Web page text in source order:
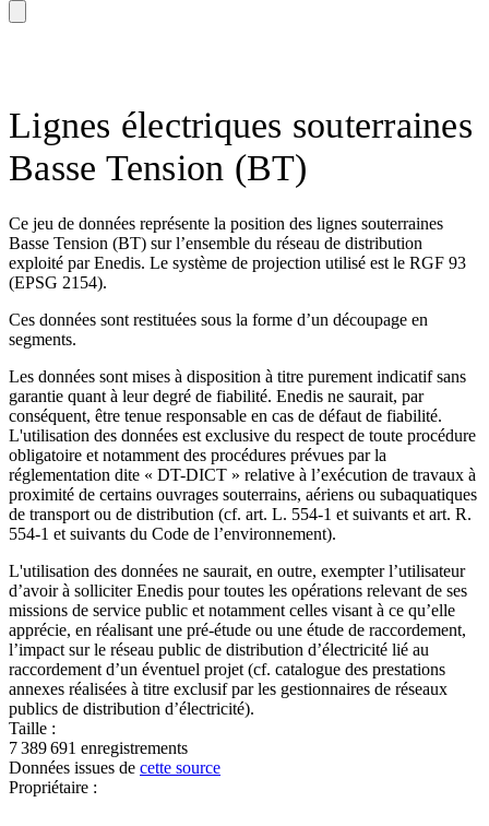
Lignes électriques souterraines
Basse Tension (BT)
Ce jeu de données représente la position des lignes souterraines
Basse Tension (BT) sur l’ensemble du réseau de distribution
exploité par Enedis. Le système de projection utilisé est le RGF 93
(EPSG 2154).
Ces données sont restituées sous la forme d’un découpage en
segments.
Les données sont mises à disposition à titre purement indicatif sans
garantie quant à leur degré de fiabilité. Enedis ne saurait, par
conséquent, être tenue responsable en cas de défaut de fiabilité.
L'utilisation des données est exclusive du respect de toute procédure
obligatoire et notamment des procédures prévues par la
réglementation dite « DT-DICT » relative à l’exécution de travaux à
proximité de certains ouvrages souterrains, aériens ou subaquatiques
de transport ou de distribution (cf. art. L. 554-1 et suivants et art. R.
554-1 et suivants du Code de l’environnement).
L'utilisation des données ne saurait, en outre, exempter l’utilisateur
d’avoir à solliciter Enedis pour toutes les opérations relevant de ses
missions de service public et notamment celles visant à ce qu’elle
apprécie, en réalisant une pré-étude ou une étude de raccordement,
l’impact sur le réseau public de distribution d’électricité lié au
raccordement d’un éventuel projet (cf. catalogue des prestations
annexes réalisées à titre exclusif par les gestionnaires de réseaux
publics de distribution d’électricité).
Taille :
7 389 691 enregistrements
Données issues de cette source
Propriétaire :